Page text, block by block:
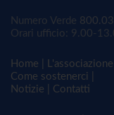
Numero Verde
Orari ufficio: 9.00-
Home L'associazione
Come sostenerci
Notizie
Contatti